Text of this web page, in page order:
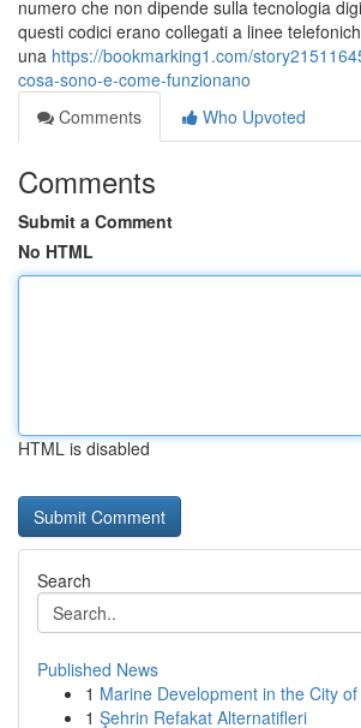
numero che non dipende sulla tecnologia
questi codici erano collegati a linee
una https://bookmarking1.com/
cosa-sono-e-come-funzionano
Comments
Who Upvoted
Comments
Submit a Comment
No HTML
HTML is disabled
Search
Published News
1 Marine Development in the City
1 Şehrin Refakat Alternatifleri